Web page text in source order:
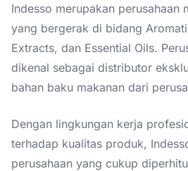
Indesso merupakan perusahaan
yang bergerak di bidang
Extracts, dan Essential Oils.
dikenal sebagai distributor
bahan baku makanan dari
Dengan lingkungan kerja
terhadap kualitas produk,
perusahaan yang cukup